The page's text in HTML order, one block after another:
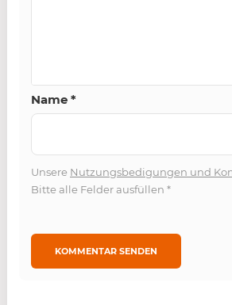
Name *
Unsere Nutzungsbedigungen und
Bitte alle Felder ausfüllen *